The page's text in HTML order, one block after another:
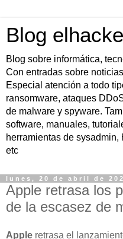
Blog
Blog sobre informática,
Con entradas sobre
Especial atención a todo
ransomware, ataques
de malware y spyware.
software, manuales,
herramientas de
etc
lunes, 20 de abril de
Apple retrasa los
de la escasez de
Apple retrasa el